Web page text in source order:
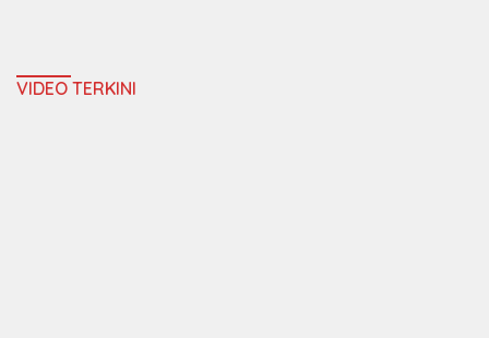
VIDEO TERKINI